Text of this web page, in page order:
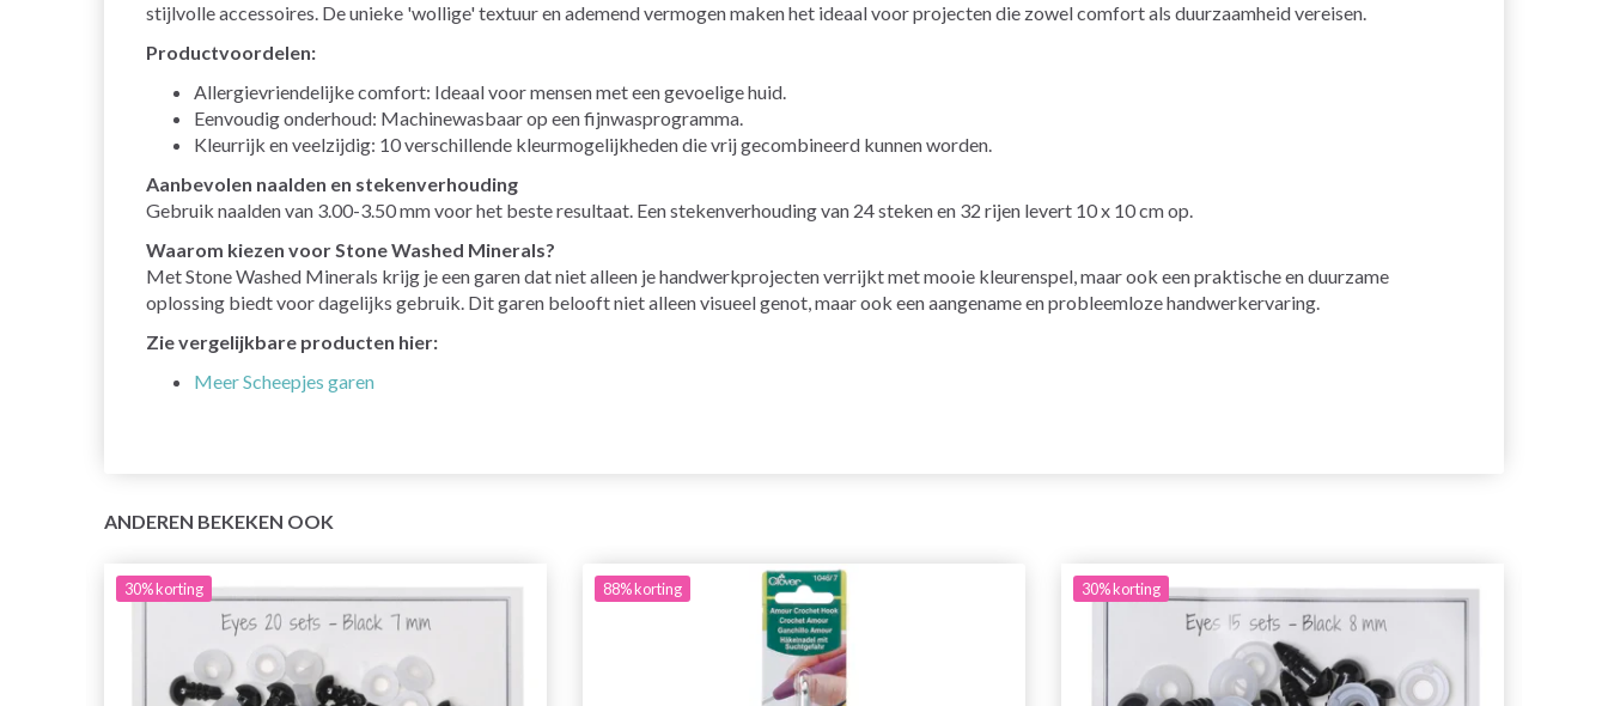
stijlvolle accessoires. De unieke 'wollige' textuur en ademend vermogen maken het ideaal voor projecten die zowel comfort als duurzaamheid vereisen.
Productvoordelen:
Allergievriendelijke comfort: Ideaal voor mensen met een gevoelige huid.
Eenvoudig onderhoud: Machinewasbaar op een fijnwasprogramma.
Kleurrijk en veelzijdig: 10 verschillende kleurmogelijkheden die vrij gecombineerd kunnen worden.
Aanbevolen naalden en stekenverhouding
Gebruik naalden van 3.00-3.50 mm voor het beste resultaat. Een stekenverhouding van 24 steken en 32 rijen levert 10 x 10 cm op.
Waarom kiezen voor Stone Washed Minerals?
Met Stone Washed Minerals krijg je een garen dat niet alleen je handwerkprojecten verrijkt met mooie kleurenspel, maar ook een praktische en duurzame
oplossing biedt voor dagelijks gebruik. Dit garen belooft niet alleen visueel genot, maar ook een aangename en probleemloze handwerkervaring.
Zie vergelijkbare producten hier:
Meer Scheepjes garen
ANDEREN BEKEKEN OOK
30%korting 88%korting 30%korting